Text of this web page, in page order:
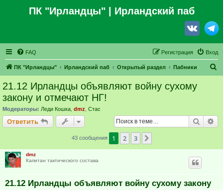
ПК "Ирландцы"| Ирландский паб
FAQ Вход
Регистрация
ПК "Ирландцы" Ирландский паб Открытый раздел Пабники
21.12 Ирландцы объявляют войну сухому
закону и отмечают НГ!
Модераторы: Леди Кошка dmz Стас
Ответить Поиск
43 сообщения 1 2 3
dmz
Капитан тактического состава
21.12 Ирландцы объявляют войну сухому закону